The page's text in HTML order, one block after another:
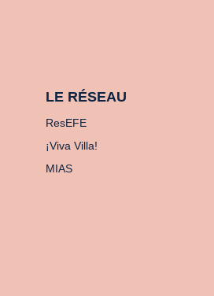
LE RÉSEAU
ResEFE
¡Viva Villa!
MIAS